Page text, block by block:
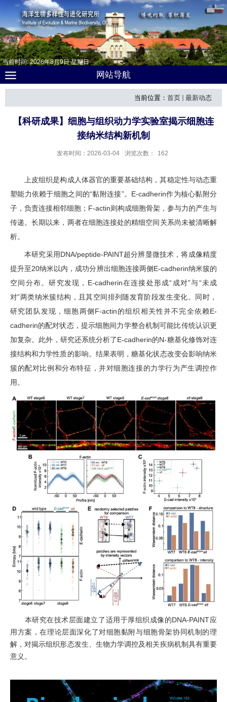
网站导航
当前时间:2026年8月9日星期日
当前位置： 首页 最新动态
【科研成果】细胞与组织动力学实验室揭示细胞连
接纳米结构新机制
发布时间：2026-03-04 浏览次数： 162
上皮组织是构成人体器官的重要基础结构，其稳定性与动态重
塑能力依赖于细胞之间的“黏附连接”。 E-cadherin作为核心黏附分
子，负责连接相邻细胞； F-actin则构成细胞骨架，参与力的产生与
传递。长期以来，两者在细胞连接处的精细空间关系尚未被清晰解
析。
本研究采用DNA/peptide-PAINT超分辨显微技术，将成像精度
提升至20纳米以内，成功分辨出细胞连接两侧 E-cadherin纳米簇的
空间分布。研究发现， E-cadherin在连接处形成“ 成对”与“未成
对”两类纳米簇结构，且其空间排列随发育阶段发生变化。同时，
研究团队发现，细胞两侧 F-actin的组织相关性并不完全依赖E-
cadherin的配对状态，提示细胞间力学整合机制可能比传统认识更
加复杂。此外，研究还系统分析了E-cadherin的N-糖基化修饰对连
接结构和力学性质的影响。结果表明，糖基化状态改变会影响纳米
簇的配对比例和分布特征，并对细胞连接的力学行为产生调控作
用。
本研究在技术层面建立了适用于厚组织成像的DNA-PAINT应
用方案，在理论层面深化了对细胞黏附与细胞骨架协同机制的理
解，对揭示组织形态发生、生物力学调控及相关疾病机制具有重要
意义。